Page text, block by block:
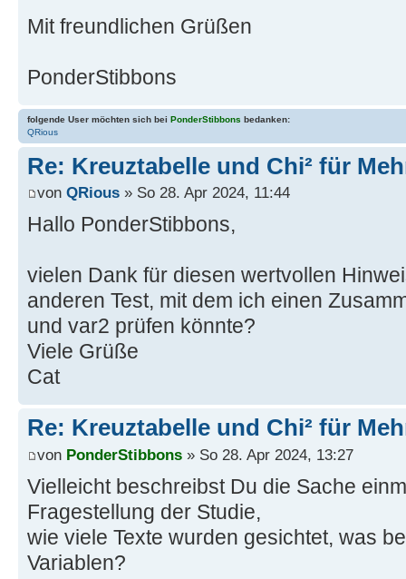
Mit freundlichen Grüßen
PonderStibbons
folgende User möchten sich bei PonderStibbons bedanken:
QRious
Re: Kreuztabelle und Chi² für
von QRious » So 28. Apr 2024, 11:44
Hallo PonderStibbons,
vielen Dank für diesen wertvollen
anderen Test, mit dem ich einen
und var2 prüfen könnte?
Viele Grüße
Cat
Re: Kreuztabelle und Chi² für
von PonderStibbons » So 28. Apr 2024, 13:27
Vielleicht beschreibst Du die Sache
Fragestellung der Studie,
wie viele Texte wurden gesichtet, was
Variablen?